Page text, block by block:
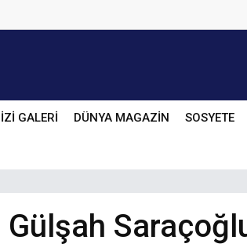
GALERİ DÜNYA MAGAZİN SOSYETE